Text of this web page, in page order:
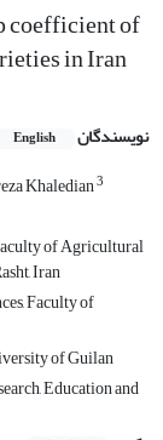
coefficient of
in Iran
نویسندگان English
Khaledian3
of Agricultural
Iran
Faculty of
of Guilan
Education and